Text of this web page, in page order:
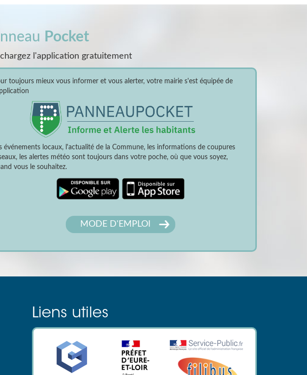
Pocket
l'application gratuitement
toujours mieux vous informer et vous alerter, votre mairie s'est équipée de
événements locaux, l'actualité de la Commune, les informations de coupures
les alertes météo sont toujours dans votre poche, où que vous soyez,
vous le souhaitez.
MODE D'EMPLOI
Liens utiles